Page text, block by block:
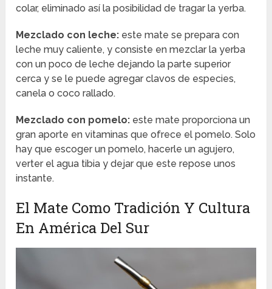
colar, eliminado así la posibilidad de tragar la yerba.
Mezclado con leche: este mate se prepara con
leche muy caliente, y consiste en mezclar la yerba
con un poco de leche dejando la parte superior
cerca y se le puede agregar clavos de especies,
canela o coco rallado.
Mezclado con pomelo: este mate proporciona un
gran aporte en vitaminas que ofrece el pomelo. Solo
hay que escoger un pomelo, hacerle un agujero,
verter el agua tibia y dejar que este repose unos
instante.
El Mate Como Tradición Y Cultura
En América Del Sur